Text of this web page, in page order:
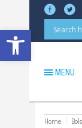
Abrir barra de
MENU
Home